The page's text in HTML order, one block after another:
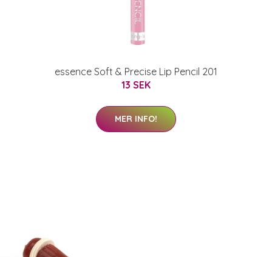
essence Soft & Precise Lip Pencil 201
13 SEK
MER INFO!